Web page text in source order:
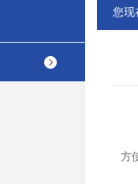
您现
方